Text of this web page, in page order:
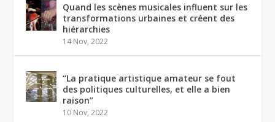
Quand les scènes musicales influent sur les
transformations urbaines et créent des
hiérarchies
14 Nov, 2022
“La pratique artistique amateur se fout
des politiques culturelles, et elle a bien
raison”
10 Nov, 2022